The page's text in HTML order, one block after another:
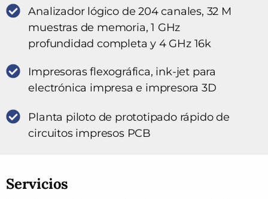
Analizador lógico de 204 canales, 32 M
muestras de memoria, 1 GHz
profundidad completa y 4 GHz 16k
Impresoras flexográfica, ink-jet para
electrónica impresa e impresora 3D
Planta piloto de prototipado rápido de
circuitos impresos PCB
Servicios